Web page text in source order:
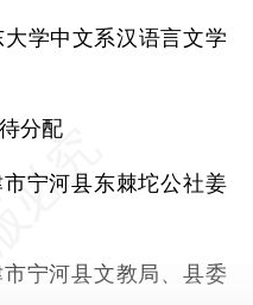
中文系汉语言文学
分配
河县东棘坨公社姜
河县文教局、县委